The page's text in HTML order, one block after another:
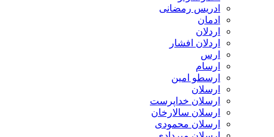
ادریس رمضانی
ادمان
اردلان
اردلان افشار
ارس
ارسام
ارسطو امین
ارسلان
ارسلان خداپرست
ارسلان سالارخان
ارسلان محمودی